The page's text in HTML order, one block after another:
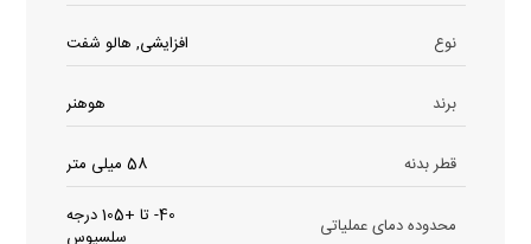
نوع افزایشی, هالو شفت
برند هوهنر
قطر بدنه 58 میلی متر
محدوده دمای عملیاتی
40- تا +105 درجه
سلسیوس